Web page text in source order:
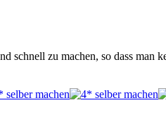
schnell zu machen, so dass man